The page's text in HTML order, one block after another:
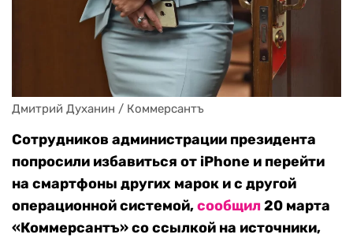
Дмитрий Духанин / Коммерсантъ
Сотрудников администрации президента
попросили избавиться от iPhone и перейти
на смартфоны других марок и с другой
операционной системой,сообщил20 марта
«Коммерсантъ» со ссылкой на источники,